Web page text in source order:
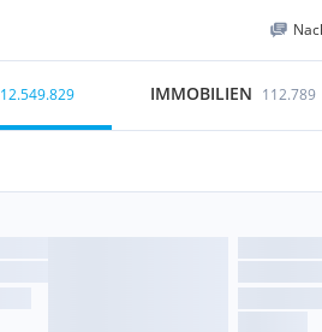
12.549.829 IMMOBILIEN 112.789